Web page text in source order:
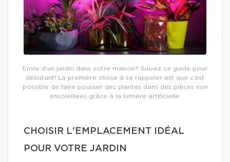
Envie d’un jardin dans votre maison? Suivez ce guide pour
débutant! La première chose à se rappeler est que c’est
possible de faire pousser des plantes dans des pièces non
ensoleillées grâce à la lumière artificielle.
CHOISIR L'EMPLACEMENT IDÉAL
POUR VOTRE JARDIN